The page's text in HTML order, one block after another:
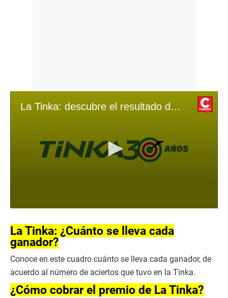
La Tinka: descubre el resultado del sorteo realizado el 15/09/24
e
c
o
d
s
o
f
3
La Tinka: ¿Cuánto se lleva cada
ganador?
Conoce en este cuadro cuánto se lleva cada ganador, de
acuerdo al número de aciertos que tuvo en la Tinka.
¿Cómo cobrar el premio de La Tinka?